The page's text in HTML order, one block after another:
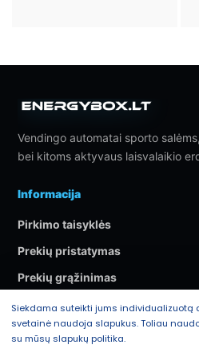
Vendingo automatai sporto
bei kitoms aktyvaus laisvalaikio
Informacija
Pirkimo taisyklės
Prekių pristatymas
Prekių grąžinimas
Privatumo politika
Kontaktai
Siekdama suteikti jums individualizuotą
svetainė naudoja slapukus. Toliau
su mūsų slapukų politika.